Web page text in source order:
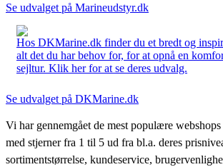
Se udvalget på Marineudstyr.dk
Hos DKMarine.dk finder du et bredt og
alt det du har behov for, for at opnå en
sejltur. Klik her for at se deres udvalg.
Se udvalget på DKMarine.dk
Vi har gennemgået de mest populære
med stjerner fra 1 til 5 ud fra bl.a. deres
sortimentstørrelse, kundeservice,